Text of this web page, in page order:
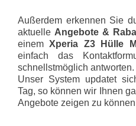
Außerdem erkennen Sie
aktuelle Angebote &
einemXperia Z3 Hülle
einfach das
schnellstmöglich antworten.
Unser System updatet
Tag, so können wir Ihnen
Angebote zeigen zu